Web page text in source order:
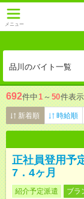
メニュー
品川のバイト一覧
692件中1 ～ 50件表示
新着順 時給順
正社員登用予
7．4ヶ月
紹介予定派遣 ブラ